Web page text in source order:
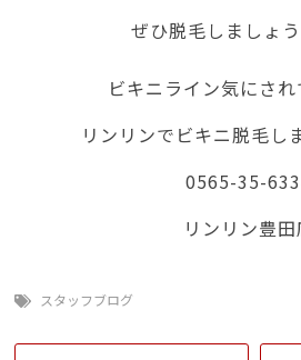
ぜひ脱毛しましょ
ビキニライン気にされ
リンリンでビキニ脱毛し
0565-35-
リンリン豊田
スタッフブログ